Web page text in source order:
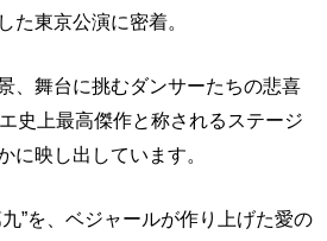
た東京公演に密着。
、舞台に挑むダンサーたちの悲喜
史上最高傑作と称されるステージ
に映し出しています。
”を、ベジャールが作り上げた愛の